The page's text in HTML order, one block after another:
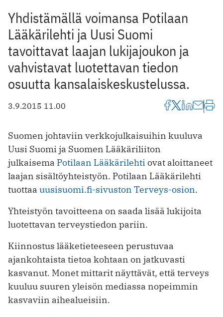
Yhdistämällä voimansa Potilaan
Lääkärilehti ja Uusi Suomi
tavoittavat laajan lukijajoukon ja
vahvistavat luotettavan tiedon
osuutta kansalaiskeskustelussa.
3.9.2015 11.00
Suomen johtaviin verkkojulkaisuihin kuuluva
Uusi Suomi ja Suomen Lääkäriliiton
julkaisema Potilaan Lääkärilehti ovat aloittaneet
laajan sisältöyhteistyön. Potilaan Lääkärilehti
tuottaa uusisuomi.fi-sivuston Terveys-osion.
Yhteistyön tavoitteena on saada lisää lukijoita
luotettavan terveystiedon pariin.
Kiinnostus lääketieteeseen perustuvaa
ajankohtaista tietoa kohtaan on jatkuvasti
kasvanut. Monet mittarit näyttävät, että terveys
kuuluu suuren yleisön mediassa nopeimmin
kasvaviin aihealueisiin.